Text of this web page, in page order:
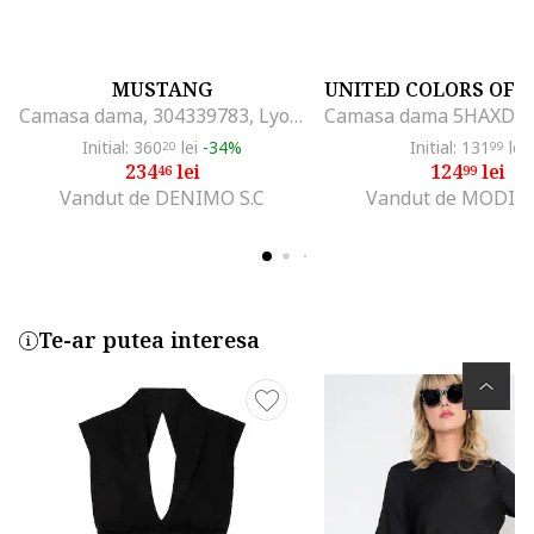
MUSTANG
Camasa dama, 304339783, Lyocell/Bumbac, Albastru, Albastru
Initial: 36020 lei -34%
23446lei
Vandut de DENIMO S.C
Initial: 131 99 lei
12499lei
Vandut de
Te-ar putea interesa